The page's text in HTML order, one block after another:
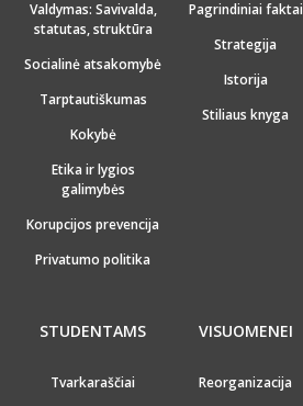
Valdymas: Savivalda,
statutas, struktūra
Socialinė atsakomybė
Tarptautiškumas
Kokybė
Etika ir lygios
galimybės
Korupcijos prevencija
Privatumo politika
Pagrindiniai faktai
Strategija
Istorija
Stiliaus knyga
STUDENTAMS
Tvarkaraščiai
VISUOMENEI
Reorganizacija